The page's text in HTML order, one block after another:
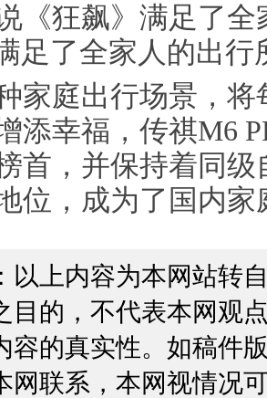
《狂飙》满足了
足了全家人的出行
家庭出行场景，
添幸福，传祺M6
首，并保持着同
位，成为了国内
以上内容为本网站转
目的，不代表本网观
容的真实性。如稿件
网联系，本网视情况